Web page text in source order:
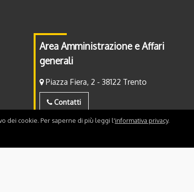
Area Amministrazione e Affari
generali
Piazza Fiera, 2 - 38122 Trento
Contatti
dei cookie. Per saperne di più leggi l'informativa privacy.